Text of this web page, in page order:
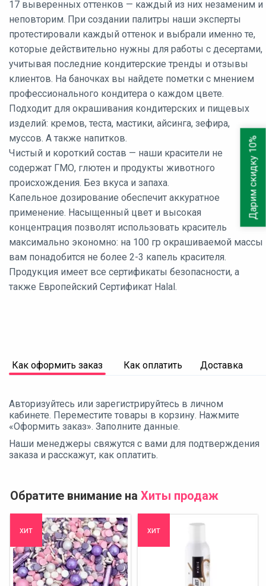
17 выверенных оттенков — каждый из них незаменим и
неповторим. При создании палитры наши эксперты
протестировали каждый оттенок и выбрали именно те,
которые действительно нужны для работы с десертами,
учитывая последние кондитерские тренды и отзывы
клиентов. На баночках вы найдете пометки с мнением
профессионального кондитера о каждом цвете.
Подходит для окрашивания кондитерских и пищевых
изделий: кремов, теста, мастики, айсинга, зефира,
муссов. А также напитков.
Чистый и короткий состав — наши красители не
содержат ГМО, глютен и продукты животного
происхождения. Без вкуса и запаха.
Капельное дозирование обеспечит аккуратное
применение. Насыщенный цвет и высокая
концентрация позволят использовать краситель
максимально экономно: на 100 гр окрашиваемой массы
вам понадобится не более 2-3 капель красителя.
Продукция имеет все сертификаты безопасности, а
также Европейский Сертификат Halal.
Как оформить заказ Как оплатить Доставка
Авторизуйтесь или зарегистрируйтесь в личном
кабинете. Переместите товары в корзину. Нажмите
«Оформить заказ». Заполните данные.
Наши менеджеры свяжутся с вами для подтверждения
заказа и расскажут, как оплатить.
Обратите внимание на Хиты продаж
хит хит
Дарим скидку 10%